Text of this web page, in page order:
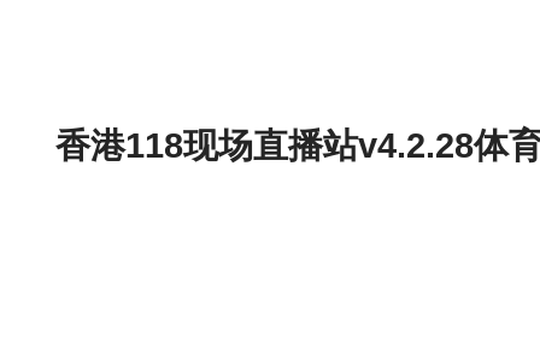
香港118现场直播站v4.2.28体